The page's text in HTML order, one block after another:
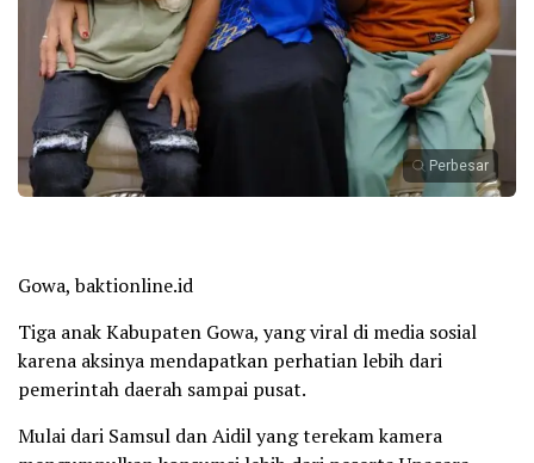
Perbesar
Gowa, baktionline.id
Tiga anak Kabupaten Gowa, yang viral di media sosial
karena aksinya mendapatkan perhatian lebih dari
pemerintah daerah sampai pusat.
Mulai dari Samsul dan Aidil yang terekam kamera